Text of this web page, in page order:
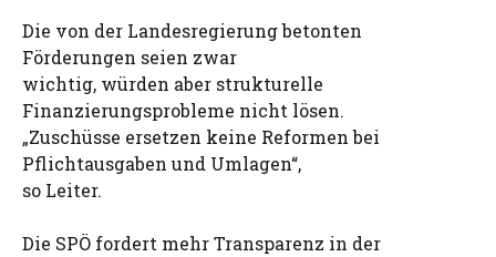
Die von der Landesregierung betonten
Förderungen seien zwar
wichtig, würden aber strukturelle
Finanzierungsprobleme nicht lösen.
„Zuschüsse ersetzen keine Reformen bei
Pflichtausgaben und Umlagen“,
so Leiter.
Die SPÖ fordert mehr Transparenz in der